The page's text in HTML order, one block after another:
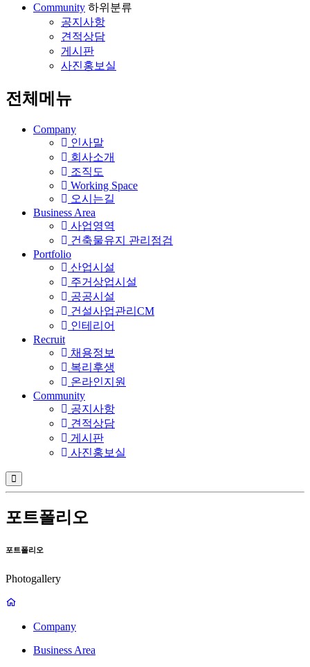
Community 하위분류
공지사항
견적상담
게시판
사진홍보실
전체메뉴
Company
인사말
회사소개
조직도
Working Space
오시는길
Business Area
사업영역
건축물유지 관리점검
Portfolio
산업시설
주거상업시설
공공시설
건설사업관리CM
인테리어
Recruit
채용정보
복리후생
온라인지원
Community
공지사항
견적상담
게시판
사진홍보실
포트폴리오
포트폴리오
Photogallery
Company
Business Area